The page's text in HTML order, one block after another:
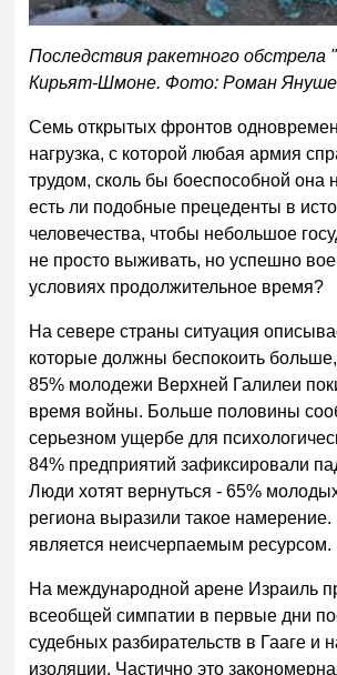
Последствия ракетного обстрела
Кирьят-Шмоне. Фото: Роман
Семь открытых фронтов
нагрузка, с которой любая армия
трудом, сколь бы боеспособной она
есть ли подобные прецеденты в
человечества, чтобы небольшое
не просто выживать, но успешно
условиях продолжительное время?
На севере страны ситуация
которые должны беспокоить
85% молодежи Верхней Галилеи
время войны. Больше половины
серьезном ущербе для
84% предприятий зафиксировали
Люди хотят вернуться - 65%
региона выразили такое
является неисчерпаемым ресурсом.
На международной арене Израиль
всеобщей симпатии в первые дни
судебных разбирательств в Гааге и
изоляции. Частично это